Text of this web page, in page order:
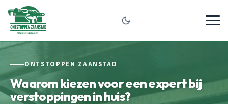
ONTSTOPPEN ZAANSTAD
Waarom kiezen voor een expert bij
verstoppingen in huis?